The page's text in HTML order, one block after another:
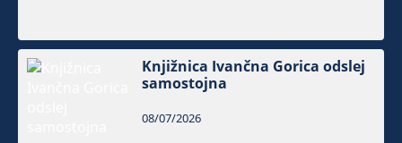
Knjižnica Ivančna Gorica odslej
samostojna
08/07/2026